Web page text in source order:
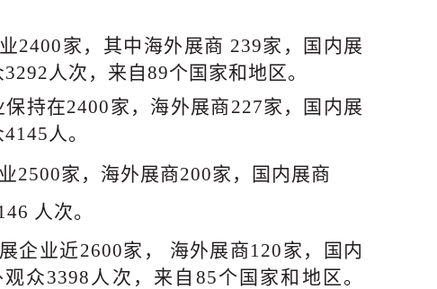
2400家 ， 其中海外展商 239家，国内展
人次，来自89个国家和地区。
持在2400家 ， 海外展商227家，国内展
人。
2500家 ， 海外展商200家，国内展商
人次。
企业近2600家， 海外展商120家，国内
众3398人次，来自85个国家和地区。